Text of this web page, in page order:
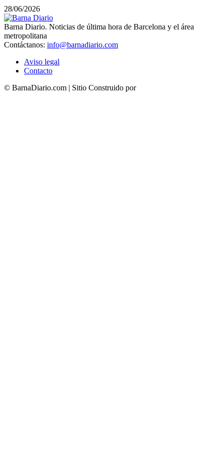
28/06/2026
Barna Diario. Noticias de última hora de Barcelona y el área
metropolitana
Contáctanos: info@barnadiario.com
Aviso legal
Contacto
© BarnaDiario.com | Sitio Construido por